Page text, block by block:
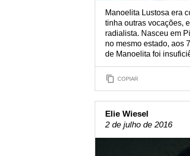
Manoelita Lustosa era
tinha outras vocações,
radialista. Nasceu em
no mesmo estado, aos
de Manoelita foi
COPIAR
Elie Wiesel
2 de julho de 2016